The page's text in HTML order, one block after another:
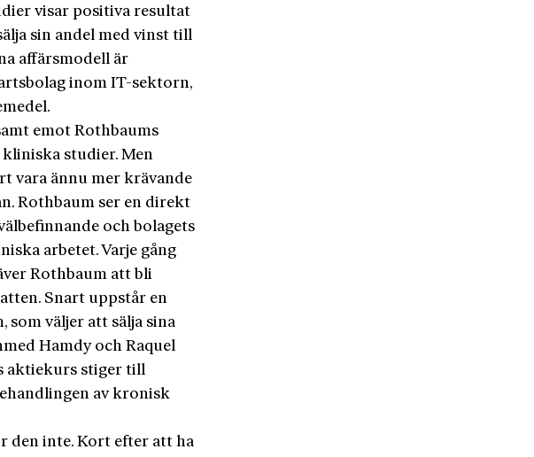
visar positiva resultat
sin andel med vinst till
affärsmodell är
inom IT-sektorn,
emot Rothbaums
studier. Men
vara ännu mer krävande
Rothbaum ser en direkt
och bolagets
arbetet. Varje gång
Rothbaum att bli
Snart uppstår en
som väljer att sälja sina
Hamdy och Raquel
aktiekurs stiger till
av kronisk
den inte. Kort efter att ha